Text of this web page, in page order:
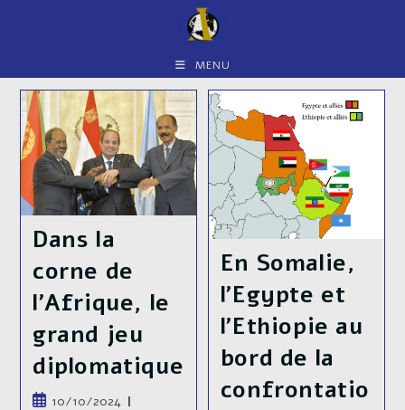
MENU
Dans la
corne de
l’Afrique, le
grand jeu
diplomatique
Publication
10/10/2024
En Somalie,
l’Egypte et
l’Ethiopie au
bord de la
confrontatio